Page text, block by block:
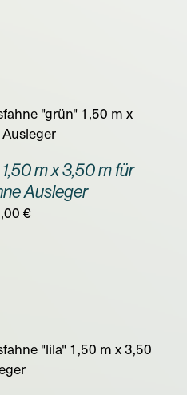
m x 3,50 m für
Ausleger
€